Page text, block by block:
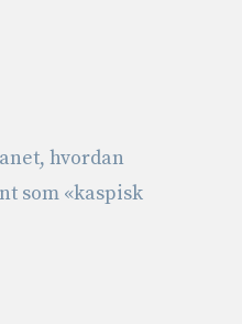
hvordan
som «kaspisk